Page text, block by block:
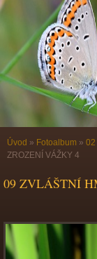
Úvod » Fotoalbum » 02
ZROZENÍ VÁŽKY 4
09 ZVLÁŠTNÍ